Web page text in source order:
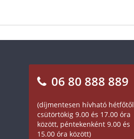
06 80 888 889
(díjmentesen hívható hétfőtől
csütörtökig 9.00 és 17.00 óra
között, péntekenként 9.00 és
15.00 óra között)